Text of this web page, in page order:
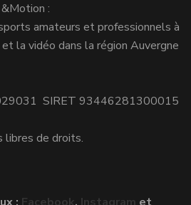
:
amateurs et professionnels à
la vidéo dans la région Auvergne
SIRET 93446281300015
libres de droits.